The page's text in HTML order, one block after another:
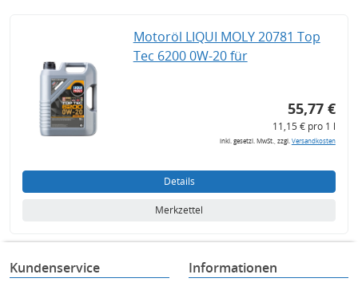
Motoröl LIQUI MOLY 20781 Top
Tec 6200 0W-20 für
55,77 €
11,15 € pro 1 l
inkl. gesetzl. MwSt., zzgl.Versandkosten
Details
Merkzettel
Kundenservice Informationen